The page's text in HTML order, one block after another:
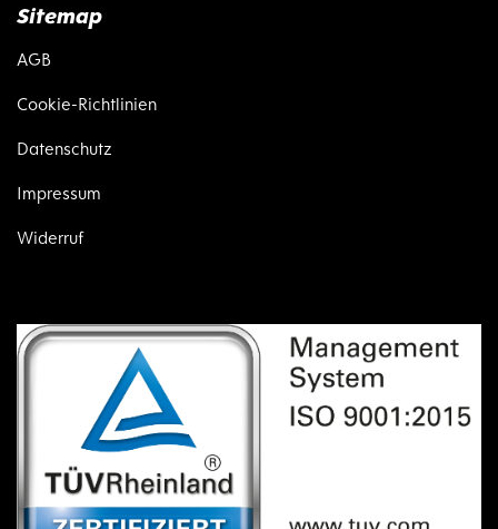
Sitemap
AGB
Cookie-Richtlinien
Datenschutz
Impressum
Widerruf